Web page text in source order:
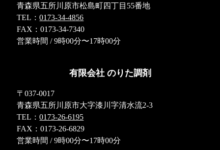
青森県五所川原市松島町四丁目55番地
TEL：0173-34-4856
FAX：0173-34-7340
営業時間 / 9時00分〜17時00分
有限会社 のりた調剤
〒037-0017
青森県五所川原市大字漆川字清水流2-3
TEL：0173-26-6195
FAX：0173-26-6829
営業時間 / 9時00分〜17時00分